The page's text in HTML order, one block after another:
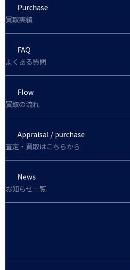
Purchase
買取実績
FAQ
よくある質問
Flow
買取の流れ
Appraisal / purchase
査定・買取はこちらから
News
お知らせ一覧